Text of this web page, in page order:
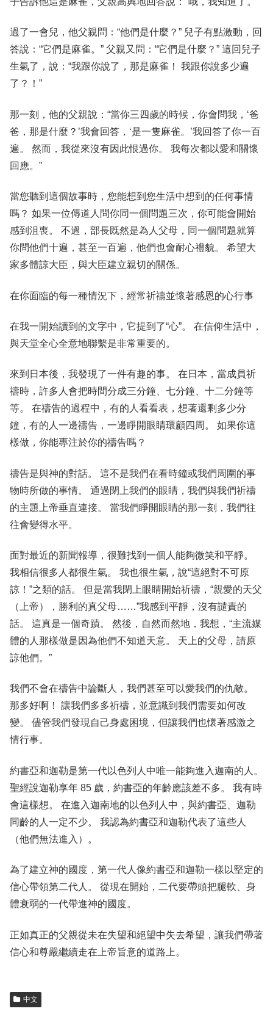
過了一會兒，他父親問：“他們是什麼？” 兒子有點激動，回
答說：“它們是麻雀。” 父親又問：“它們是什麼？” 這回兒子
生氣了，說：“我跟你說了，那是麻雀！ 我跟你說多少遍
了？！”
那一刻，他的父親說：“當你三四歲的時候，你會問我，‘爸
爸，那是什麼？’我會回答，‘是一隻麻雀。’我回答了你一百
遍。 然而，我從來沒有因此恨過你。 我每次都以愛和關懷
回應。”
當您聽到這個故事時，您能想到您生活中想到的任何事情
嗎？ 如果一位傳道人問你同一個問題三次，你可能會開始
感到沮喪。 不過，部長既然是為人父母，同一個問題就算
你問他們十遍，甚至一百遍，他們也會耐心禮貌。 希望大
家多體諒大臣，與大臣建立親切的關係。
在你面臨的每一種情況下，經常祈禱並懷著感恩的心行事
在我一開始讀到的文字中，它提到了“心”。 在信仰生活中，
與天堂全心全意地聯繫是非常重要的。
來到日本後，我發現了一件有趣的事。 在日本，當成員祈
禱時，許多人會把時間分成三分鐘、七分鐘、十二分鐘等
等。 在禱告的過程中，有的人看看表，想著還剩多少分
鐘，有的人一邊禱告，一邊睜開眼睛環顧四周。 如果你這
樣做，你能專注於你的禱告嗎？
禱告是與神的對話。 這不是我們在看時鐘或我們周圍的事
物時所做的事情。 通過閉上我們的眼睛，我們與我們祈禱
的主題上帝垂直連接。 當我們睜開眼睛的那一刻，我們往
往會變得水平。
面對最近的新聞報導，很難找到一個人能夠微笑和平靜。
我相信很多人都很生氣。 我也很生氣，說“這絕對不可原
諒！”之類的話。 但是當我閉上眼睛開始祈禱，“親愛的天父
（上帝），勝利的真父母……”我感到平靜，沒有譴責的
話。 這真是一個奇蹟。 然後，自然而然地，我想，“主流媒
體的人那樣做是因為他們不知道天意。 天上的父母，請原
諒他們。”
我們不會在禱告中論斷人，我們甚至可以愛我們的仇敵。
那多好啊！ 讓我們多多祈禱，並意識到我們需要如何改
變。 儘管我們發現自己身處困境，但讓我們也懷著感激之
情行事。
約書亞和迦勒是第一代以色列人中唯一能夠進入迦南的人。
聖經說迦勒享年 85 歲，約書亞的年齡應該差不多。 我有時
會這樣想。 在進入迦南地的以色列人中，與約書亞、迦勒
同齡的人一定不少。 我認為約書亞和迦勒代表了這些人
（他們無法進入）。
為了建立神的國度，第一代人像約書亞和迦勒一樣以堅定的
信心帶領第二代人。 從現在開始，二代要帶頭把腿軟、身
體衰弱的一代帶進神的國度。
正如真正的父親從未在失望和絕望中失去希望，讓我們帶著
信心和尊嚴繼續走在上帝旨意的道路上。
中文